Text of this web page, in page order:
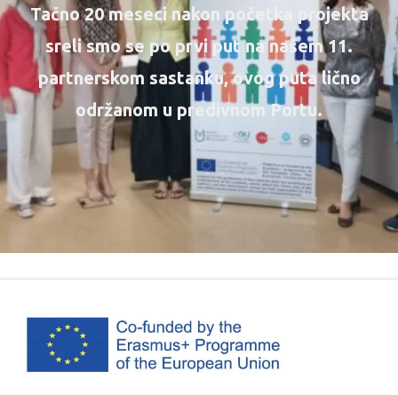
Tačno 20 meseci nakon početka projekta
sreli smo se po prvi put na našem 11.
partnerskom sastanku, ovog puta lično
održanom u predivnom Portu.